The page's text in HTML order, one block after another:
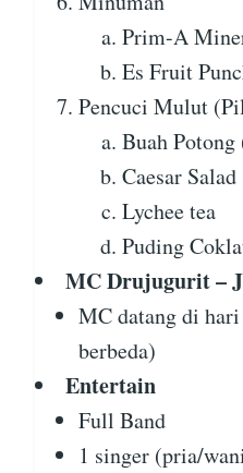
Prim-A
Es Fruit
Pencuci Mulut
Buah
Caesar Salad
Lychee tea
Puding
MC Drujugurit –
MC datang di
berbeda)
Entertain
Full Band
1 singer (pria/